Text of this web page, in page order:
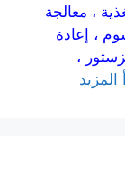
، معالجة
، إعادة
،
المزيد